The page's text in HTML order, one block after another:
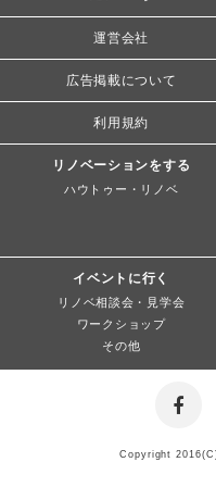
運営会社
広告掲載について
利用規約
リノベーションをする
ハウトゥー・リノベ
イベントに行く
リノベ相談会・見学会
ワークショップ
その他
Copyright